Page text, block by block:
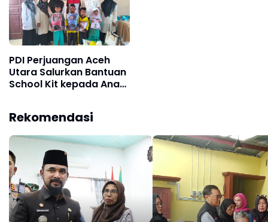
PDI Perjuangan Aceh
Utara Salurkan Bantuan
School Kit kepada Anak
Rekomendasi